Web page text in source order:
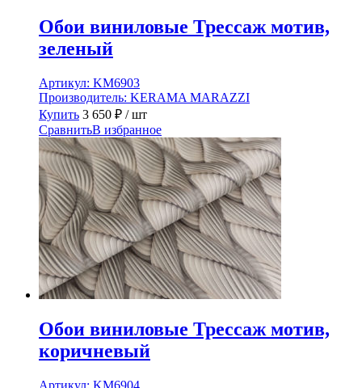
Обои виниловые Трессаж мотив,
зеленый
Артикул: KM6903
Производитель: KERAMA MARAZZI
Купить 3 650 ₽ / шт
СравнитьВ избранное
Обои виниловые Трессаж мотив,
коричневый
Артикул: KM6904